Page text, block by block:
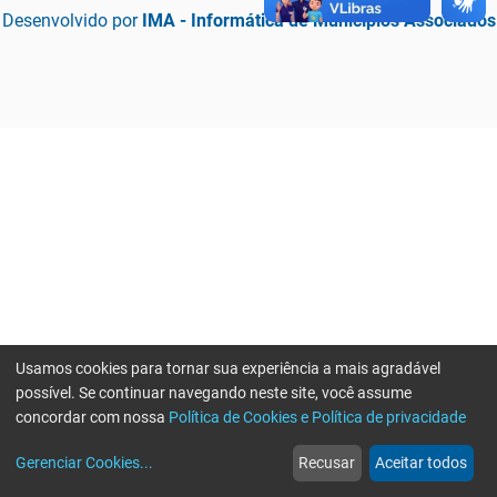
Desenvolvido por IMA - Informática de Municípios Associados
web
Notícias
more_horiz
Mais
Usamos cookies para tornar sua experiência a mais agradável
possível. Se continuar navegando neste site, você assume
concordar com nossa Política de Cookies e Política de privacidade
Gerenciar Cookies... Recusar Aceitar todos
Erro ao enviar informações, por favor tente novamente